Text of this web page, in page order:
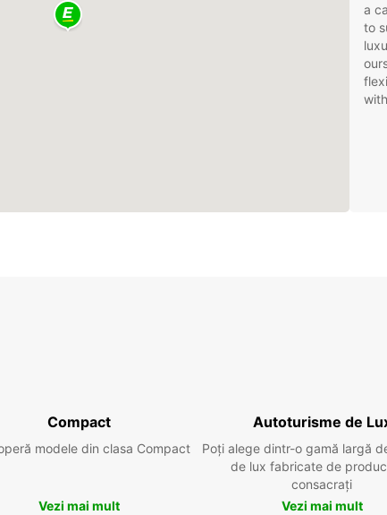
a
to
Compact
modele din clasa Compact
Vezi mai mult
Autoturisme de
Poți alege dintr-o gamă largă
de lux fabricate de
consacrați
Vezi mai mult